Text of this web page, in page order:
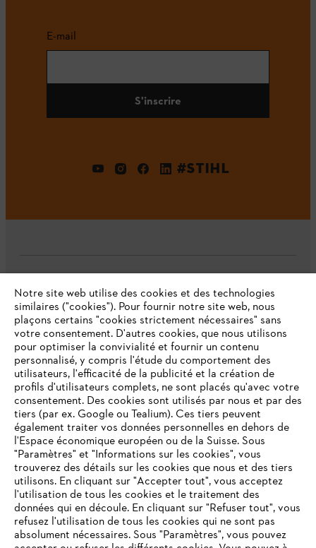
E-mail
S'inscrire
#STIHL
L'Entreprise
Questions fréquentes
Service
Politique de protection des données
Mentions légales Cookies
VOTRE NAVIGATEUR INTERNET
N'EST PLUS PRIS EN CHARGE
Vous utilisez un navigateur Internet que nous ne prenons plus
en charge, et certaines fonctionnalités de notre site ne
Notre site web utilise des cookies et des technologies
similaires ("cookies"). Pour fournir notre site web, nous
plaçons certains "cookies strictement nécessaires" sans
votre consentement. D'autres cookies, que nous utilisons
pour optimiser la convivialité et fournir un contenu
personnalisé, y compris l'étude du comportement des
utilisateurs, l'efficacité de la publicité et la création de
profils d'utilisateurs complets, ne sont placés qu'avec votre
consentement. Des cookies sont utilisés par nous et par des
tiers (par ex. Google ou Tealium). Ces tiers peuvent
également traiter vos données personnelles en dehors de
l'Espace économique européen ou de la Suisse. Sous
"Paramètres" et "Informations sur les cookies", vous
trouverez des détails sur les cookies que nous et des tiers
utilisons. En cliquant sur "Accepter tout", vous acceptez
l'utilisation de tous les cookies et le traitement des
données qui en découle. En cliquant sur "Refuser tout", vous
refusez l'utilisation de tous les cookies qui ne sont pas
absolument nécessaires. Sous "Paramètres", vous pouvez